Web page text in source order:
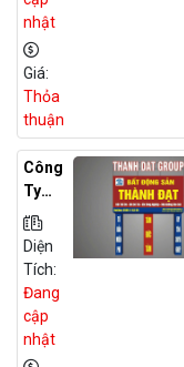
Án
Tại
Hòa
Bình
nhật
Giá:
Thỏa
thuận
Công
Ty
Môi
Giới
BĐS
Đất
Dự
Án
Tại
Diện
Tích:
Đang
cập
nhật